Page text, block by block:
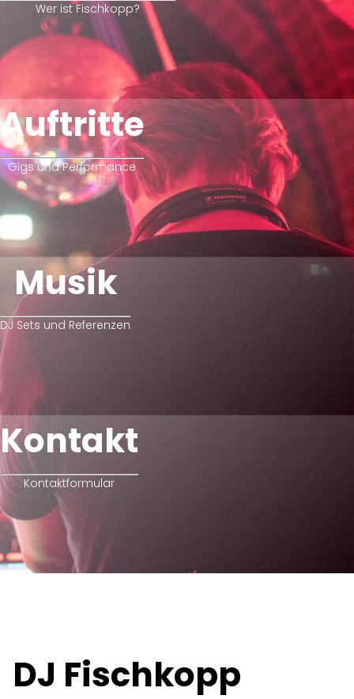
Wer ist Fischkopp?
Auftritte
Gigs und Performance
Musik
DJ Sets und Referenzen
Kontakt
Kontaktformular
DJ Fischkopp